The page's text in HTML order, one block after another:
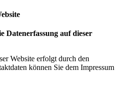
Datenerfassung auf dieser
Website erfolgt durch den
können Sie dem Impressum